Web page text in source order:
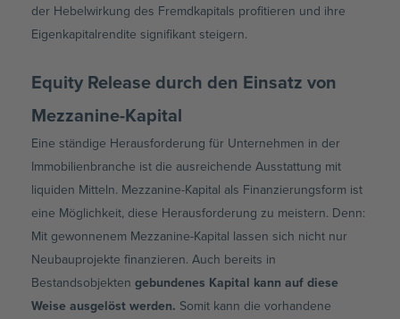
der Hebelwirkung des Fremdkapitals profitieren und ihre
Eigenkapitalrendite signifikant steigern.
Equity Release durch den Einsatz von
Mezzanine-Kapital
Eine ständige Herausforderung für Unternehmen in der
Immobilienbranche ist die ausreichende Ausstattung mit
liquiden Mitteln. Mezzanine-Kapital als Finanzierungsform ist
eine Möglichkeit, diese Herausforderung zu meistern. Denn:
Mit gewonnenem Mezzanine-Kapital lassen sich nicht nur
Neubauprojekte finanzieren. Auch bereits in
Bestandsobjektengebundenes Kapital kann auf diese
Weise ausgelöst werden. Somit kann die vorhandene